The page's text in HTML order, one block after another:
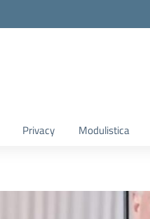
Privacy Modulistica